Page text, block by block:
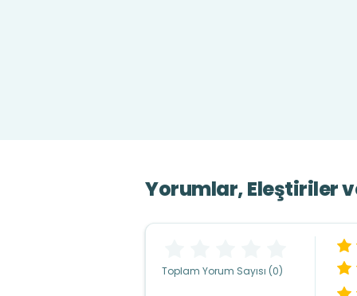
Yorumlar, Eleştiriler
Toplam Yorum Sayısı (0)